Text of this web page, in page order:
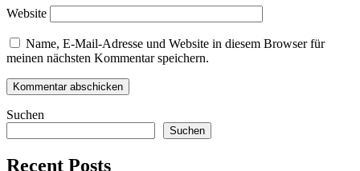
Website
Name, E-Mail-Adresse und Website in diesem Browser für
meinen nächsten Kommentar speichern.
Suchen
Suchen
Recent Posts